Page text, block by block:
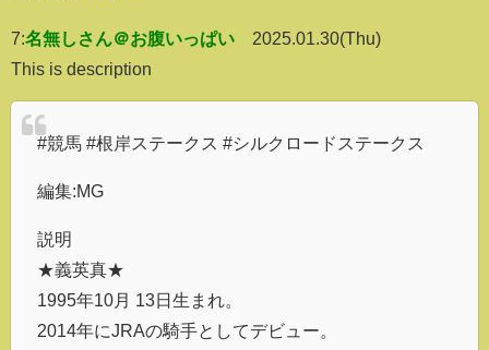
7:名無しさん＠お腹いっぱい
2025.01.30(Thu)
This is description
#競馬 #根岸ステークス #シルクロードステークス
編集:MG
説明
★義英真★
1995年10月 13日生まれ。
2014年にJRAの騎手としてデビュー。